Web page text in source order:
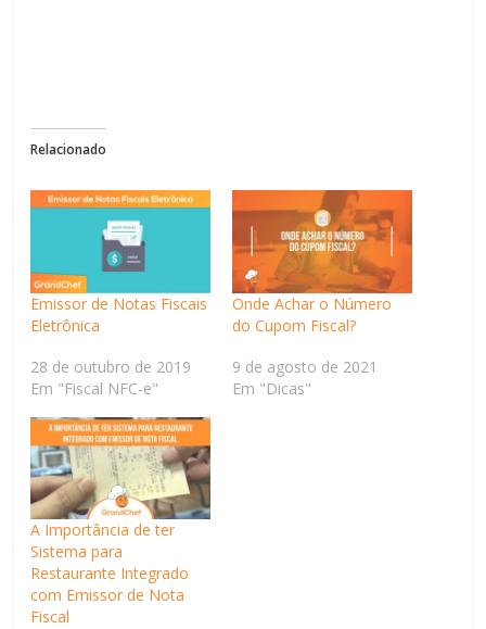
Relacionado
Emissor de Notas Fiscais
Eletrônica
28 de outubro de 2019
Em "Fiscal NFC-e"
Onde Achar o Número
do Cupom Fiscal?
9 de agosto de 2021
Em "Dicas"
A Importância de ter
Sistema para
Restaurante Integrado
com Emissor de Nota
Fiscal